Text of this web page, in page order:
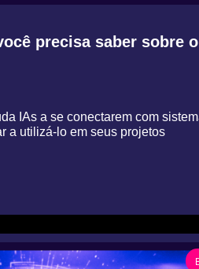
precisa saber sobre o
IAs a se conectarem com
a utilizá-lo em seus projetos